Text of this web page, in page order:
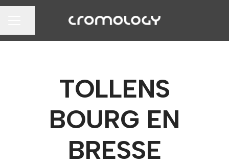
Partager la page
TOLLENS
BOURG EN
BRESSE